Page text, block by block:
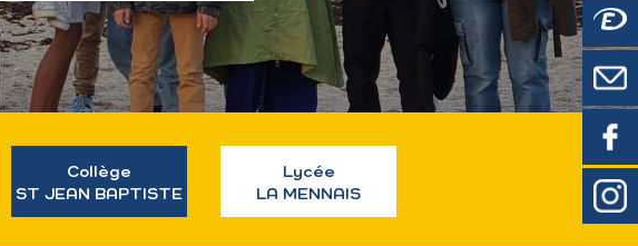
Collège
ST JEAN BAPTISTE
Lycée
LA MENNAIS